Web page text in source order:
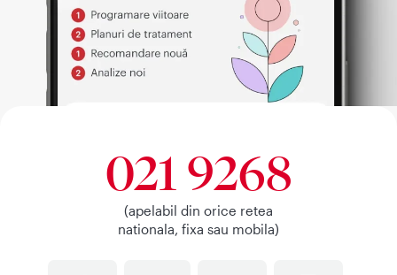
021 9268
(apelabil din orice retea
nationala, fixa sau mobila)